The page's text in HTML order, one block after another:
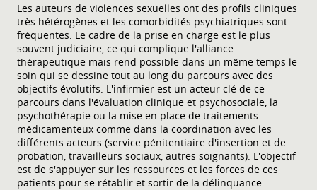
Les auteurs de violences sexuelles ont des profils cliniques
très hétérogènes et les comorbidités psychiatriques sont
fréquentes. Le cadre de la prise en charge est le plus
souvent judiciaire, ce qui complique l'alliance
thérapeutique mais rend possible dans un même temps le
soin qui se dessine tout au long du parcours avec des
objectifs évolutifs. L'infirmier est un acteur clé de ce
parcours dans l'évaluation clinique et psychosociale, la
psychothérapie ou la mise en place de traitements
médicamenteux comme dans la coordination avec les
différents acteurs (service pénitentiaire d'insertion et de
probation, travailleurs sociaux, autres soignants). L'objectif
est de s'appuyer sur les ressources et les forces de ces
patients pour se rétablir et sortir de la délinquance.